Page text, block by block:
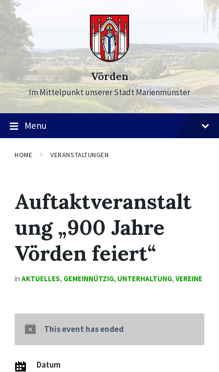
Skip
to
content
Skip
to
main
navigation
Skip
to
footer
Vörden
Im Mittelpunkt unserer Stadt Marienmünster
Menu
HOME VERANSTALTUNGEN
Auftaktveranstalt
ung „900 Jahre
Vörden feiert“
in AKTUELLES, GEMEINNÜTZIG, UNTERHALTUNG, VEREINE
This event has ended
Datum